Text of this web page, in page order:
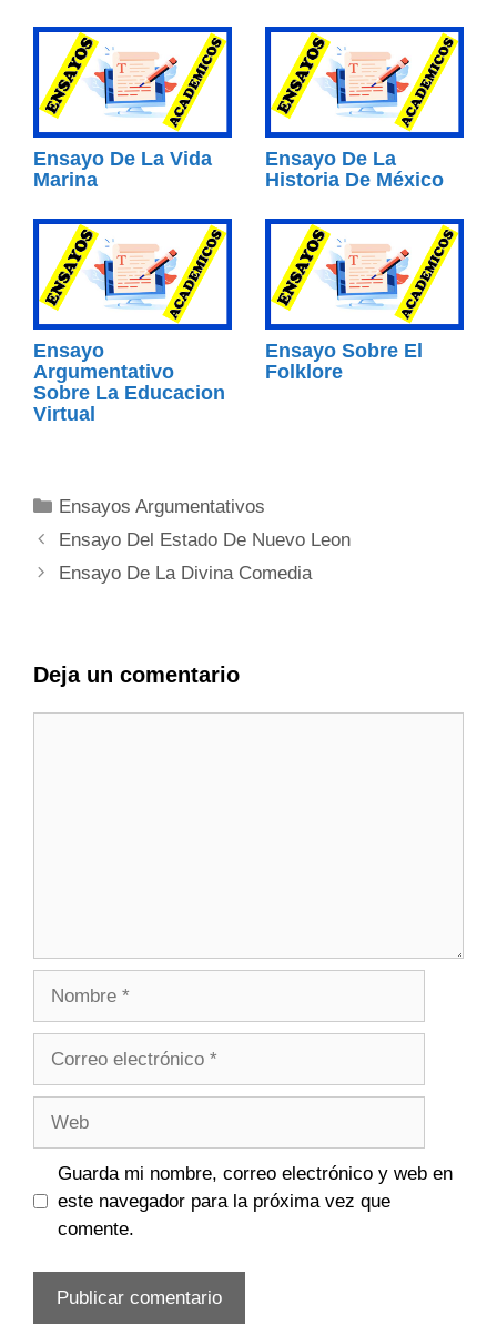
Ensayo De La Vida
Marina
Ensayo De La
Historia De México
Ensayo
Argumentativo
Sobre La Educacion
Virtual
Ensayo Sobre El
Folklore
Categorías
Ensayos Argumentativos
Ensayo Del Estado De Nuevo Leon
Ensayo De La Divina Comedia
Deja un comentario
Guarda mi nombre, correo electrónico y web en
este navegador para la próxima vez que
comente.